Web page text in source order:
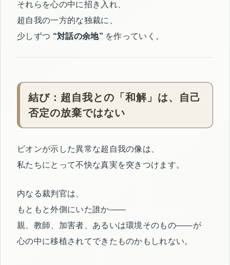
それらを心の中に招き入れ、
超自我の一方的な独裁に、
少しずつ “対話の余地” を作っていく。
結び：超自我との「和解」は、自己
否定の放棄ではない
ビオンが示した異常な超自我の像は、
私たちにとって不快な真実を突きつけます。
内なる裁判官は、
もともと外側にいた誰か――
親、教師、加害者、あるいは環境そのもの――が
心の中に移植されてできたものかもしれない。